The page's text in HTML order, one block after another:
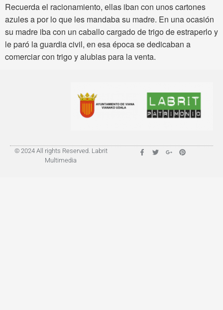
Recuerda el racionamiento, ellas iban con unos cartones
azules a por lo que les mandaba su madre. En una ocasión
su madre iba con un caballo cargado de trigo de estraperlo y
le paró la guardia civil, en esa época se dedicaban a
comerciar con trigo y alubias para la venta.
© 2024 All rights Reserved. Labrit
Multimedia